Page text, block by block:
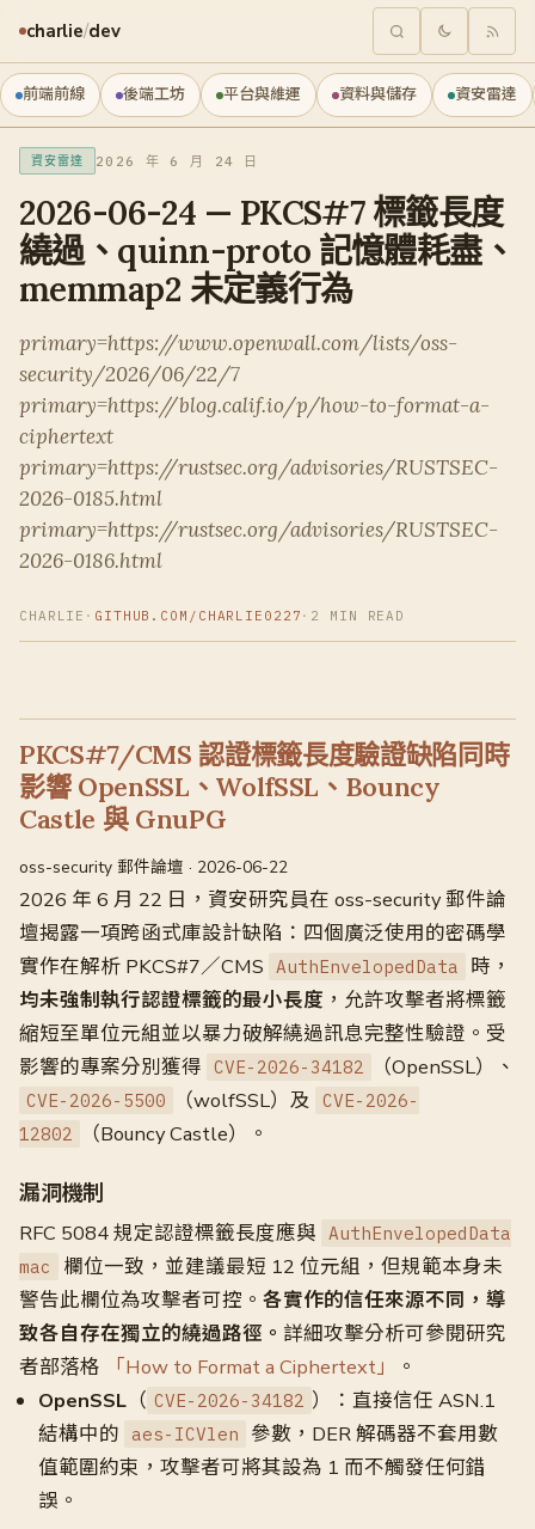
charlie/dev
前端前線 後端工坊 平台與維運 資料與儲存 資安雷達
資安雷達 2026 年 6 月 24 日
2026-06-24 — PKCS#7 標籤長度
繞過、quinn-proto 記憶體耗盡、
memmap2 未定義行為
primary=https://www.openwall.com/lists/oss-
security/2026/06/22/7
primary=https://blog.calif.io/p/how-to-format-a-
ciphertext
primary=https://rustsec.org/advisories/RUSTSEC-
2026-0185.html
primary=https://rustsec.org/advisories/RUSTSEC-
2026-0186.html
CHARLIE · GITHUB.COM/CHARLIE0227 · 2 MIN READ
PKCS#7/CMS 認證標籤長度驗證缺陷同時
影響 OpenSSL、WolfSSL、Bouncy
Castle 與 GnuPG
oss-security 郵件論壇 · 2026-06-22
2026 年 6 月 22 日，資安研究員在 oss-security 郵件論
壇揭露一項跨函式庫設計缺陷：四個廣泛使用的密碼學
實作在解析 PKCS#7／CMS AuthEnvelopedData
時，
均未強制執行認證標籤的最小長度 ，允許攻擊者將標籤
縮短至單位元組並以暴力破解繞過訊息完整性驗證。受
影響的專案分別獲得 CVE-2026-34182 （OpenSSL）、
CVE-2026-5500 （wolfSSL）及 CVE-2026-
12802
（Bouncy Castle）。
漏洞機制
RFC 5084 規定認證標籤長度應與 AuthEnvelopedData
mac
欄位一致，並建議最短 12 位元組，但規範本身未
警告此欄位為攻擊者可控。 各實作的信任來源不同，導
致各自存在獨立的繞過路徑。 詳細攻擊分析可參閱研究
者部落格
「How to Format a Ciphertext」
。
OpenSSL （ CVE-2026-34182 ）：直接信任 ASN.1
結構中的 aes-ICVlen
參數，DER 解碼器不套用數
值範圍約束，攻擊者可將其設為 1 而不觸發任何錯
誤。